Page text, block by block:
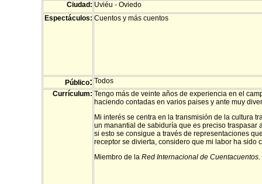
Ciudad: Uviéu - Oviedo
Espectáculos: Cuentos y más cuentos
Público: Todos
Currículum: Tengo más de veinte años de experiencia en el
haciendo contadas en varios paises y ante muy
Mi interés se centra en la transmisión de la cultura
un manantial de sabiduría que es preciso traspasar
si esto se consigue a través de representaciones
receptor se divierta, considero que mi labor ha sido
Miembro de la Red Internacional de Cuentacuentos.